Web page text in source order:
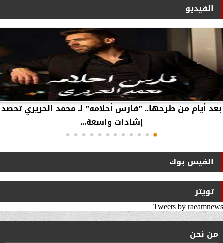
الفيديو
بعد أيام من طرحها.. ”فارس أحلامه” لـ محمد الحريري تحصد
إشادات واسعة...
الفيس بوك
تويتر
Tweets by raeamnews
من نحن